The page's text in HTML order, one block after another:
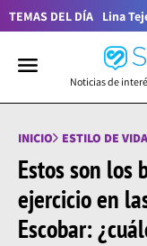
TEMAS DEL DÍA Lina
Noticias de
INICIO ESTILO DE
Estos son los
ejercicio en
Escobar: